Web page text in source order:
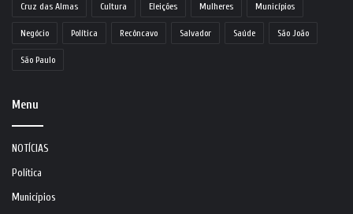
Cruz das Almas Cultura Eleições Mulheres Municípios
Negócio Política Recôncavo Salvador Saúde São João
São Paulo
Menu
NOTÍCIAS
Política
Municípios